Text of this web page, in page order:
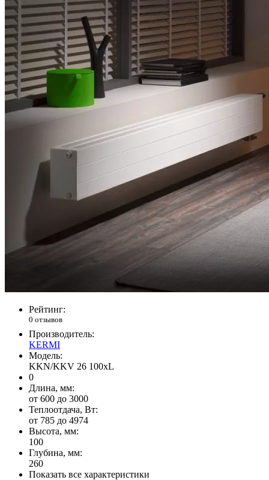
Рейтинг:
0 отзывов
Производитель:
KERMI
Модель:
KKN/KKV 26 100xL
0
Длина, мм:
от 600 до 3000
Теплоотдача, Вт:
от 785 до 4974
Высота, мм:
100
Глубина, мм:
260
Показать все характеристики